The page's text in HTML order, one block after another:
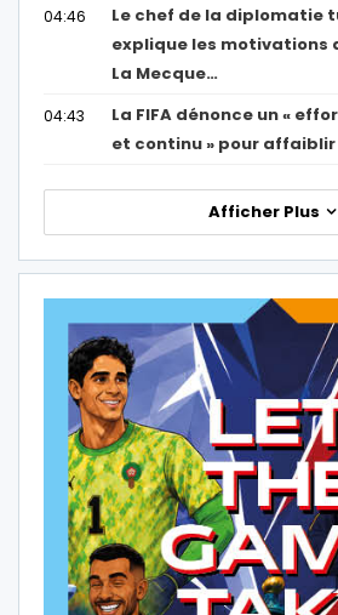
04:46
Le chef de la diplomatie
explique les motivations
La Mecque…
04:43
La FIFA dénonce un «
et continu » pour
Afficher Plus